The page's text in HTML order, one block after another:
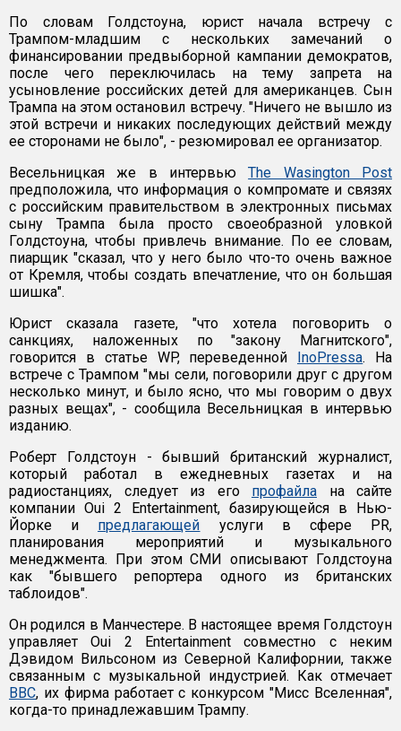
По словам Голдстоуна, юрист начала встречу с
Трампом-младшим с нескольких замечаний о
финансировании предвыборной кампании демократов,
после чего переключилась на тему запрета на
усыновление российских детей для американцев. Сын
Трампа на этом остановил встречу. "Ничего не вышло из
этой встречи и никаких последующих действий между
ее сторонами не было", - резюмировал ее организатор.
Весельницкая же в интервьюThe Wasington Post
предположила, что информация о компромате и связях
с российским правительством в электронных письмах
сыну Трампа была просто своеобразной уловкой
Голдстоуна, чтобы привлечь внимание. По ее словам,
пиарщик "сказал, что у него было что-то очень важное
от Кремля, чтобы создать впечатление, что он большая
шишка".
Юрист сказала газете, "что хотела поговорить о
санкциях, наложенных по "закону Магнитского",
говорится в статье WP, переведенной InoPressa. На
встрече с Трампом "мы сели, поговорили друг с другом
несколько минут, и было ясно, что мы говорим о двух
разных вещах", - сообщила Весельницкая в интервью
изданию.
Роберт Голдстоун - бывший британский журналист,
который работал в ежедневных газетах и на
радиостанциях, следует из его профайла на сайте
компании Oui 2 Entertainment, базирующейся в Нью-
Йорке и предлагающей услуги в сфере PR,
планирования мероприятий и музыкального
менеджмента. При этом СМИ описывают Голдстоуна
как "бывшего репортера одного из британских
таблоидов".
Он родился в Манчестере. В настоящее время Голдстоун
управляет Oui 2 Entertainment совместно с неким
Дэвидом Вильсоном из Северной Калифорнии, также
связанным с музыкальной индустрией. Как отмечает
BBC, их фирма работает с конкурсом "Мисс Вселенная",
когда-то принадлежавшим Трампу.